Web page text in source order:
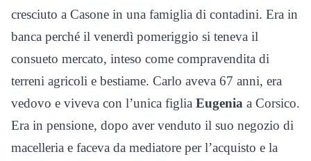
cresciuto a Casone in una famiglia di contadini. Era in
banca perché il venerdì pomeriggio si teneva il
consueto mercato, inteso come compravendita di
terreni agricoli e bestiame. Carlo aveva 67 anni, era
vedovo e viveva con l’unica figlia Eugenia a Corsico.
Era in pensione, dopo aver venduto il suo negozio di
macelleria e faceva da mediatore per l’acquisto e la